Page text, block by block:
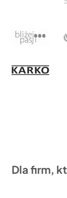
Dla firm,